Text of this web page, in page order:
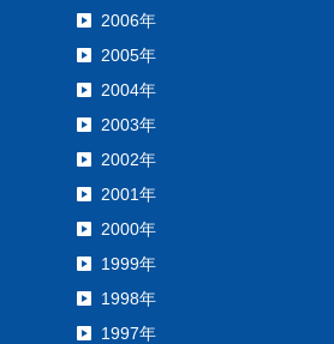
2006年
2005年
2004年
2003年
2002年
2001年
2000年
1999年
1998年
1997年